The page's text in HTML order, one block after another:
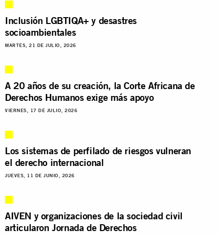
Inclusión LGBTIQA+ y desastres
socioambientales
MARTES, 21 DE JULIO, 2026
A 20 años de su creación, la Corte Africana de
Derechos Humanos exige más apoyo
VIERNES, 17 DE JULIO, 2026
Los sistemas de perfilado de riesgos vulneran
el derecho internacional
JUEVES, 11 DE JUNIO, 2026
AIVEN y organizaciones de la sociedad civil
articularon Jornada de Derechos